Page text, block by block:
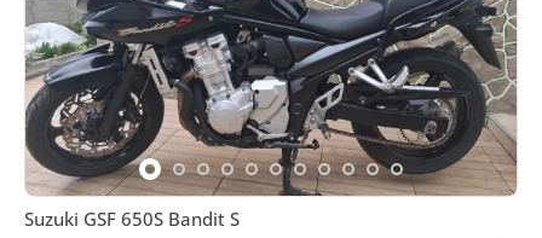
Suzuki GSF 650S Bandit S